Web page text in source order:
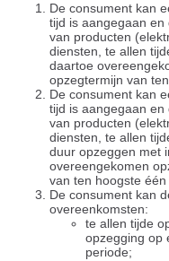
De consument kan
tijd is aangegaan
van producten
diensten, te allen
daartoe
opzegtermijn van
De consument kan
tijd is aangegaan
van producten
diensten, te allen
duur opzeggen met
overeengekomen
van ten hoogste één
De consument kan
overeenkomsten:
te allen tijde
opzegging op
periode;